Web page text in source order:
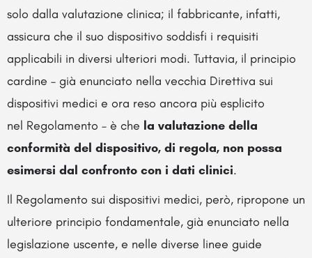
solo dalla valutazione clinica; il fabbricante, infatti,
assicura che il suo dispositivo soddisfi i requisiti
applicabili in diversi ulteriori modi. Tuttavia, il principio
cardine – già enunciato nella vecchia Direttiva sui
dispositivi medici e ora reso ancora più esplicito
nel Regolamento – è che la valutazione della
conformità del dispositivo, di regola, non possa
esimersi dal confronto con i dati clinici.
Il Regolamento sui dispositivi medici, però, ripropone un
ulteriore principio fondamentale, già enunciato nella
legislazione uscente, e nelle diverse linee guide